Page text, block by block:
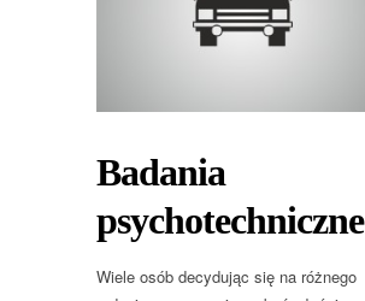
Badania
psychotechniczne
Wiele osób decydując się na różnego